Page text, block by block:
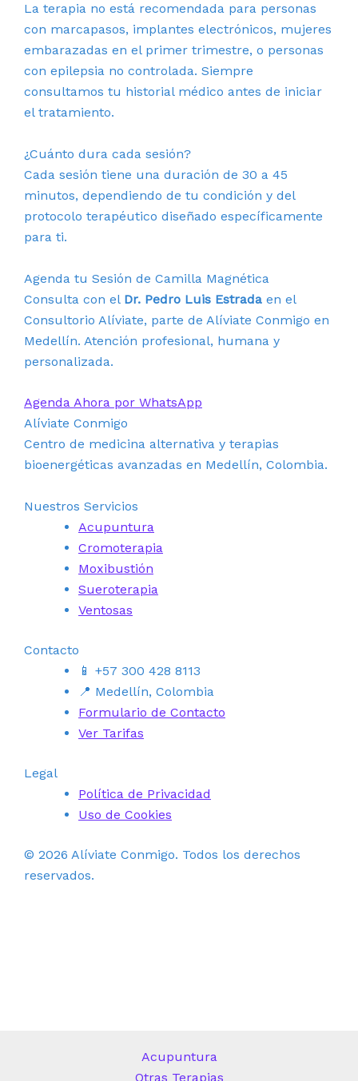
La terapia no está recomendada para personas
con marcapasos, implantes electrónicos, mujeres
embarazadas en el primer trimestre, o personas
con epilepsia no controlada. Siempre
consultamos tu historial médico antes de iniciar
el tratamiento.
¿Cuánto dura cada sesión?
Cada sesión tiene una duración de 30 a 45
minutos, dependiendo de tu condición y del
protocolo terapéutico diseñado específicamente
para ti.
Agenda tu Sesión de Camilla Magnética
Consulta con el Dr. Pedro Luis Estrada en el
Consultorio Alíviate, parte de Alíviate Conmigo en
Medellín. Atención profesional, humana y
personalizada.
Agenda Ahora por WhatsApp
Alíviate Conmigo
Centro de medicina alternativa y terapias
bioenergéticas avanzadas en Medellín, Colombia.
Nuestros Servicios
Acupuntura
Cromoterapia
Moxibustión
Sueroterapia
Ventosas
Contacto
📱 +57 300 428 8113
📍 Medellín, Colombia
Formulario de Contacto
Ver Tarifas
Legal
Política de Privacidad
Uso de Cookies
© 2026 Alíviate Conmigo. Todos los derechos
reservados.
Acupuntura
Otras Terapias